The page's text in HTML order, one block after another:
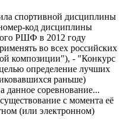
спортивной дисциплины
код дисциплины
РШФ в 2012 году
во всех российских
композиции"), - "Конкурс
определение лучших
раньше)
данное соревнование...
с момента её
(или электронном)